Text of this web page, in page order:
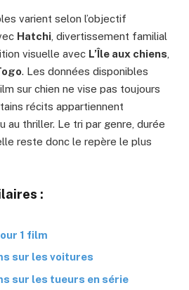
varient selon l’objectif
Hatchi , divertissement familial
visuelle avec L’Île aux chiens
. Les données disponibles
sur chien ne vise pas toujours
récits appartiennent
au thriller. Le tri par genre, durée
reste donc le repère le plus
:
1 film
sur les voitures
sur les tueurs en série